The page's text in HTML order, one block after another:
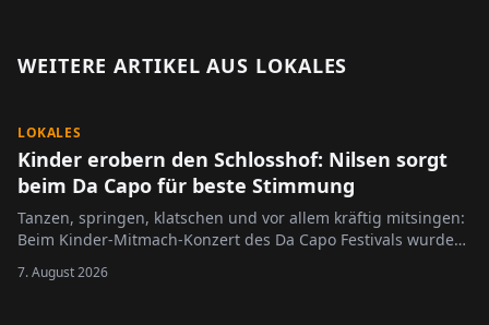
WEITERE ARTIKEL AUS LOKALES
LOKALES
Kinder erobern den Schlosshof: Nilsen sorgt
beim Da Capo für beste Stimmung
Tanzen, springen, klatschen und vor allem kräftig mitsingen:
Beim Kinder-Mitmach-Konzert des Da Capo Festivals wurde
jüngsten Festivalbesucher.
7. August 2026